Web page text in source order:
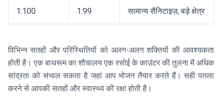
1:100 1:99 सामान्य सैनिटाइज़, बड़े क्षेत्र
विभिन्न सतहों और परिस्थितियों को अलग-अलग शक्तियों की आवश्यकता
होती है। एक बाथरूम का शौचालय एक रसोई के काउंटर की तुलना में अधिक
सांद्रता को संभाल सकता है जहां आप भोजन तैयार करते हैं। सही पतला
करने से आपकी सतहों और स्वास्थ्य की रक्षा होती है।